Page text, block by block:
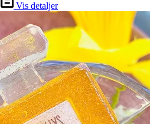
Vis detaljer